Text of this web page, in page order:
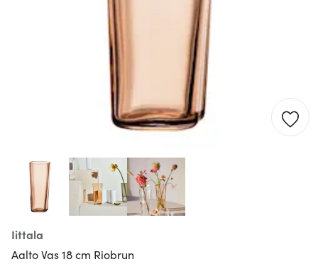
Iittala
Aalto Vas 18 cm Riobrun